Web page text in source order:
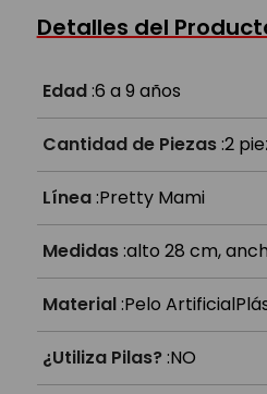
Detalles del
Edad:6 a 9 años
Cantidad de Piezas:2
Línea:Pretty Mami
Medidas:alto 28 cm,
Material:Pelo Artificial
¿Utiliza Pilas?:NO